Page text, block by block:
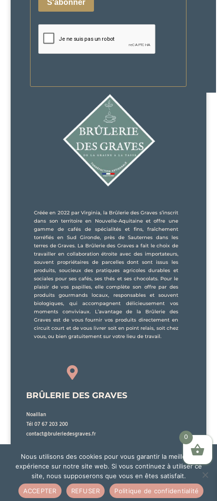
La Brûlerie des Graves sera en vacances du 25 Juillet 2026 au 15 Août 2026 inclus. Aucune
expédition et livraison ne pourra être effectuée durant cette période. Les commandes
passées jusqu'au 20 Juillet seront traitées avant les vacances et celles arrivant après cette
date seront traitées à la reprise par ordre d'arrivée. Merci pour votre compréhension.
Créée en 2022 par Virginia, la Brûlerie des Graves s’inscrit
dans son territoire en Nouvelle-Aquitaine et offre une
gamme de cafés de spécialités et fins, fraîchement
torréfiés en Sud Gironde, près de Sauternes dans les
terres de Graves. La Brûlerie des Graves a fait le choix de
travailler en collaboration étroite avec des importateurs,
souvent propriétaires de parcelles dont sont issus les
produits, soucieux des pratiques agricoles durables et
sociales pour ses cafés, ses thés et ses chocolats. Pour le
plaisir de vos papilles, elle complète son offre par des
produits gourmands locaux, responsables et souvent
biologiques, qui accompagnent délicieusement vos
moments conviviaux. L’avantage de la Brûlerie des
Graves est de vous fournir vos produits directement en
circuit court et de vous livrer soit en point relais, soit chez
vous, ou bien gratuitement sur votre lieu de travail.

BRÛLERIE DES GRAVES
Noaillan
Tél 07 67 203 200
contact@bruleriedesgraves.fr
© Brûlerie des Graves | Mentions légales
0
Nous utilisons des cookies pour vous garantir la meilleure
expérience sur notre site web. Si vous continuez à utiliser ce
site, nous supposerons que vous en êtes satisfait.
ACCEPTER
REFUSER Politique de confidentialité